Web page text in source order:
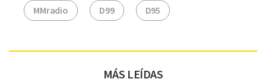
MMradio D99 D95
MÁS LEÍDAS